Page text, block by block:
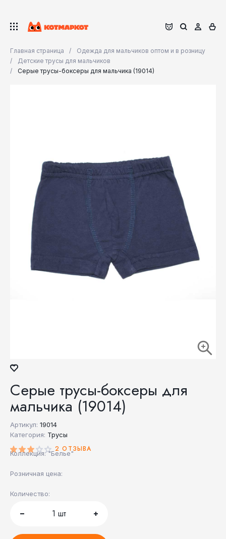
Главная страница
Одежда для мальчиков оптом и в розницу
Детские трусы для мальчиков
Серые трусы-боксеры для мальчика (19014)
Серые трусы-боксеры для
мальчика (19014)
Артикул: 19014
Категория: Трусы
2 ОТЗЫВА
Коллекция: "Белье"
Розничная цена:
Количество:
1 шт